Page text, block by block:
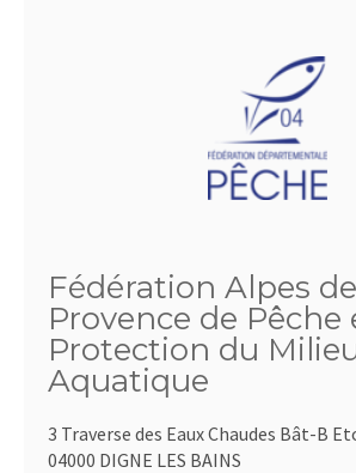
Fédération Alpes
Provence de Pêche
Protection du
Aquatique
3 Traverse des Eaux Chaudes Bât-B
04000 DIGNE LES BAINS